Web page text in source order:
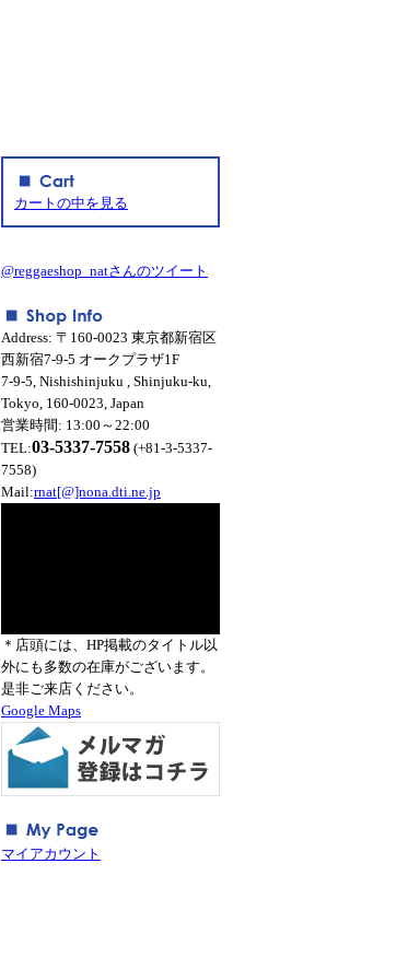
カートの中を見る
@reggaeshop_natさんのツイート
Address: 〒160-0023 東京都新宿区
西新宿7-9-5 オークプラザ1F
7-9-5, Nishishinjuku , Shinjuku-ku,
Tokyo, 160-0023, Japan
営業時間: 13:00～22:00
TEL:03-5337-7558 (+81-3-5337-
7558)
Mail:rnat[@]nona.dti.ne.jp
＊店頭には、HP掲載のタイトル以
外にも多数の在庫がございます。
是非ご来店ください。
Google Maps
マイアカウント